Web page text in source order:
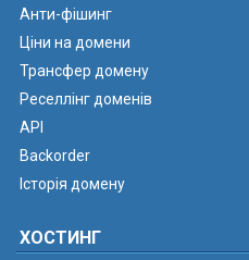
Анти-фішинг
Ціни на домени
Трансфер домену
Реселлінг доменів
API
Backorder
Історія домену
ХОСТИНГ